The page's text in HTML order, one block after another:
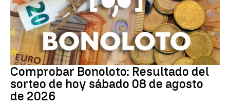
Bonoloto
Comprobar Bonoloto: Resultado del
sorteo de hoy sábado 08 de agosto
de 2026